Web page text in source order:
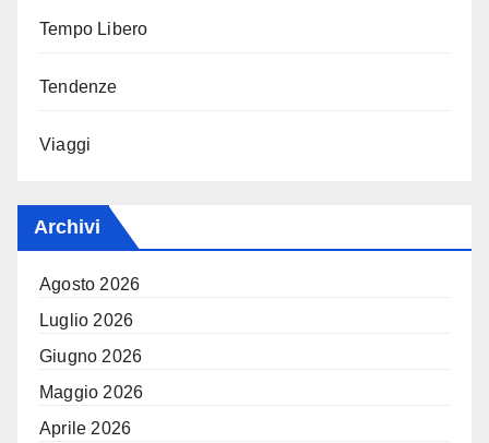
Tempo Libero
Tendenze
Viaggi
Archivi
Agosto 2026
Luglio 2026
Giugno 2026
Maggio 2026
Aprile 2026